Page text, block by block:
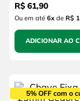
R$ 61,90
Ou em até 6xde R$
ADICIONAR AO
5% OFF com o